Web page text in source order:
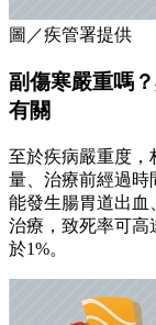
圖／疾管署提供
副傷寒嚴重嗎
有關
至於疾病嚴重度，
量、治療前經過時
能發生腸胃道出血
治療，致死率可高
於1%。